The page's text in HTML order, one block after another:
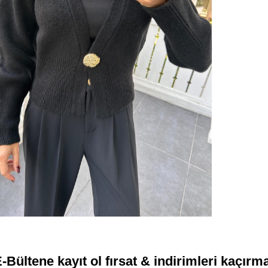
Bültene kayıt ol fırsat & indirimleri